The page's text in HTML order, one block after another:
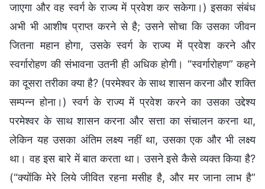
जाएगा और वह स्वर्ग के राज्य में प्रवेश कर सकेगा।) इसका संबंध
अभी भी आशीष प्राप्त करने से है; उसने सोचा कि उसका जीवन
जितना महान होगा, उसके स्वर्ग के राज्य में प्रवेश करने और
स्वर्गारोहण की संभावना उतनी ही अधिक होगी। “स्वर्गारोहण” कहने
का दूसरा तरीका क्या है? (परमेश्वर के साथ शासन करना और शक्ति
सम्पन्न होना।) स्वर्ग के राज्य में प्रवेश करने का उसका उद्देश्य
परमेश्वर के साथ शासन करना और सत्ता का संचालन करना था,
लेकिन यह उसका अंतिम लक्ष्य नहीं था, उसका एक और भी लक्ष्य
था। वह इस बारे में बात करता था। उसने इसे कैसे व्यक्त किया है?
(“क्योंकि मेरे लिये जीवित रहना मसीह है, और मर जाना लाभ है”